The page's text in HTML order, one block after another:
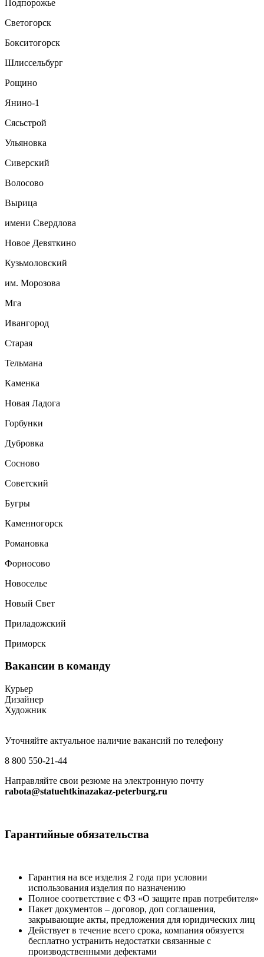
Подпорожье
Светогорск
Бокситогорск
Шлиссельбург
Рощино
Янино-1
Сясьстрой
Ульяновка
Сиверский
Волосово
Вырица
имени Свердлова
Новое Девяткино
Кузьмоловский
им. Морозова
Мга
Ивангород
Старая
Тельмана
Каменка
Новая Ладога
Горбунки
Дубровка
Сосново
Советский
Бугры
Каменногорск
Романовка
Форносово
Новоселье
Новый Свет
Приладожский
Приморск
Вакансии в команду
Курьер
Дизайнер
Художник
Уточняйте актуальное наличие вакансий по телефону
8 800 550-21-44
Направляйте свои резюме на электронную почту
rabota@statuehtkinazakaz-peterburg.ru
Гарантийные обязательства
Гарантия на все изделия 2 года при условии
использования изделия по назначению
Полное соответствие с ФЗ «О защите прав потребителя»
Пакет документов – договор, доп соглашения,
закрывающие акты, предложения для юридических лиц
Действует в течение всего срока, компания обязуется
бесплатно устранить недостатки связанные с
производственными дефектами